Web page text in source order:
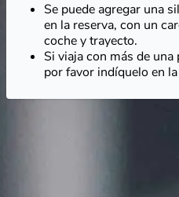
Se puede agregar una
en la reserva, con un
coche y trayecto.
Si viaja con más de una
por favor indíquelo en